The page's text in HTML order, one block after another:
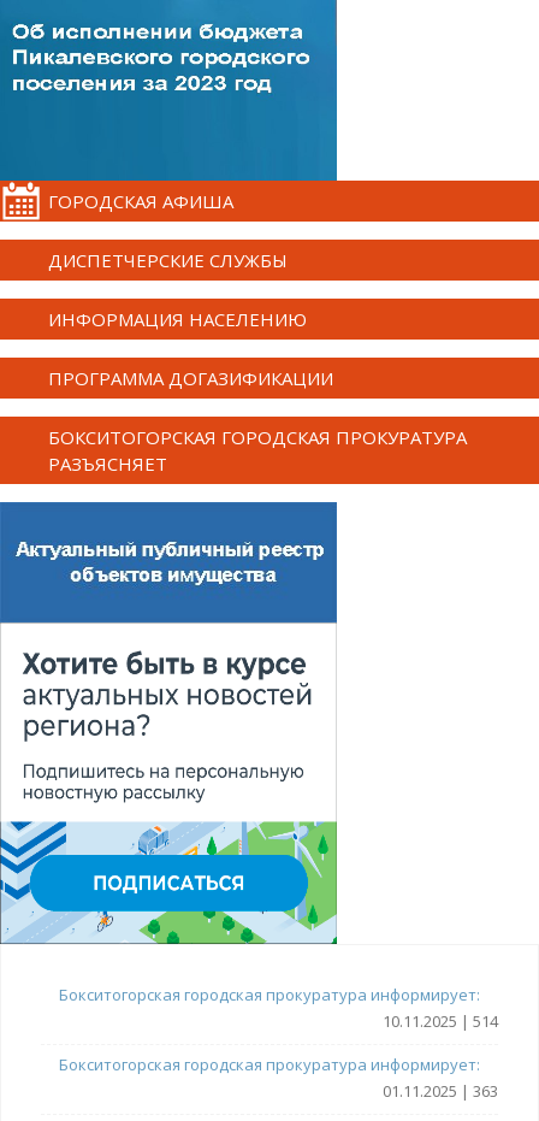
ГОРОДСКАЯ АФИША
ДИСПЕТЧЕРСКИЕ СЛУЖБЫ
ИНФОРМАЦИЯ НАСЕЛЕНИЮ
ПРОГРАММА ДОГАЗИФИКАЦИИ
БОКСИТОГОРСКАЯ ГОРОДСКАЯ ПРОКУРАТУРА
РАЗЪЯСНЯЕТ
Бокситогорская городская прокуратура информирует:
10.11.2025 | 514
Бокситогорская городская прокуратура информирует:
01.11.2025 | 363